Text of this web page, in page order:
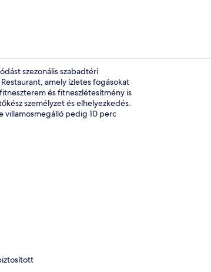
Terasz/udvar
szezonális szabadtéri
amely ízletes fogásokat
és fitneszlétesítmény is
személyzet és elhelyezkedés.
villamosmegálló pedig 10 perc